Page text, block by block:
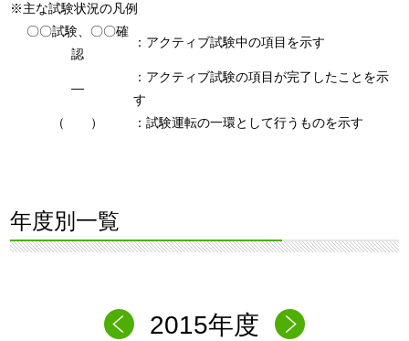
※主な試験状況の凡例
〇〇試験、〇〇確
認
：アクティブ試験中の項目を示す
―
：アクティブ試験の項目が完了したことを示
す
（ ）
：試験運転の一環として行うものを示す
年度別一覧
2015年度